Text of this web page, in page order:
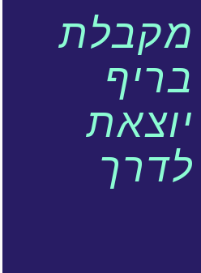
מקבלת
בריף
יוצאת
לדרך